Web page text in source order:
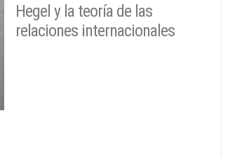
Hegel y la teoría de las
relaciones internacionales